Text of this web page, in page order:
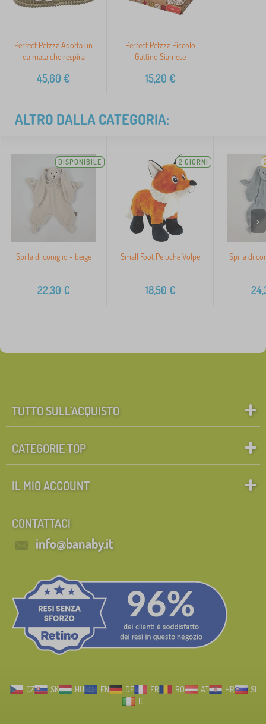
Perfect Petzzz Adotta un
dalmata che respira
45,60 €
Perfect Petzzz Piccolo
Gattino Siamese
15,20 €
ALTRO DALLA CATEGORIA:
DISPONIBILE
Spilla di coniglio - beige
22,30 €
2 GIORNI
Small Foot Peluche Volpe
18,50 €
Spilla di
>
TUTTO SULL’ACQUISTO
CATEGORIE TOP
IL MIO ACCOUNT
CONTATTACI
info@banaby.it
CZ SK HU EN DE FR RO AT HR
SI
IE